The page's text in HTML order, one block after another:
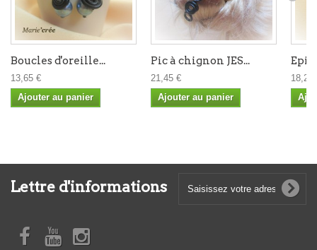
Boucles d'oreille...
13,65 €
Ajouter au panier
Pic à chignon JES...
21,45 €
Ajouter au panier
18,20
Lettre d'informations